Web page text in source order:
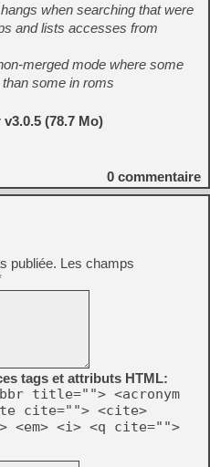
when searching that were
and lists accesses from
merged mode where some
some in roms
(78.7 Mo)
0 commentaire
publiée. Les champs
tags et attributs HTML:
title=""> <acronym
cite=""> <cite>
<em> <i> <q cite="">